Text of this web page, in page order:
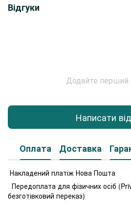
Відгуки
Додайте перший
Написати
Оплата Доставка
Накладений платіж Нова Пошта
Передоплата для фізичних осіб
безготівковий переказ)